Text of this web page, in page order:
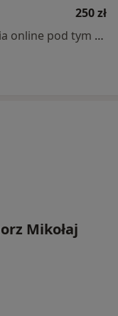
250 zł
Specjalista nie oferuje umawiania online pod tym adresem.
Mikołaj